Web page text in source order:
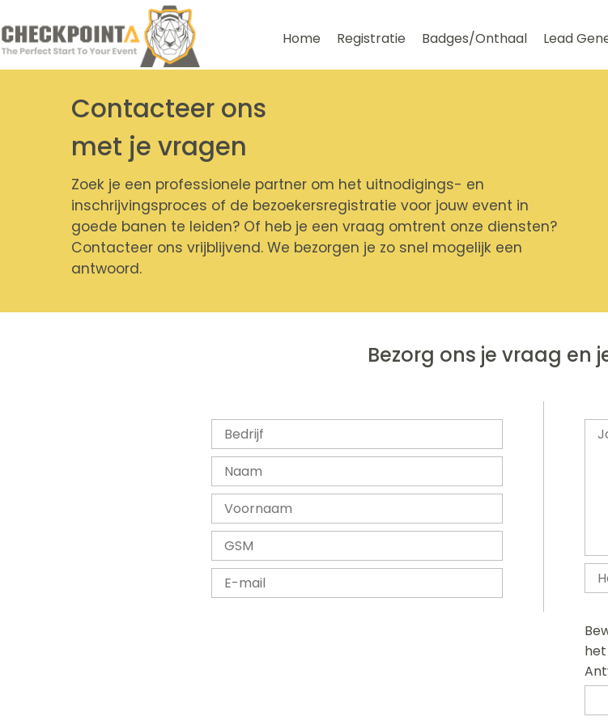
Home Registratie Badges/Onthaal Lead
Contacteer ons
met je vragen
Zoek je een professionele partner om het uitnodigings- en
inschrijvingsproces of de bezoekersregistratie voor jouw event in
goede banen te leiden? Of heb je een vraag omtrent onze diensten?
Contacteer ons vrijblijvend. We bezorgen je zo snel mogelijk een
antwoord.
Bezorg ons je vraag en